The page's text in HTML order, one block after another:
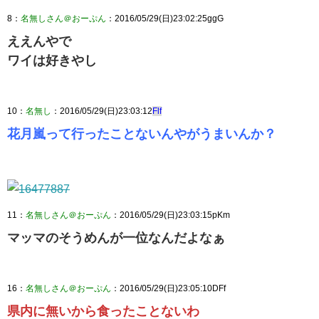
8： 名無しさん＠おーぷん ：2016/05/29(日)23:02:25ggG
ええんやで
ワイは好きやし
10： 名無し ：2016/05/29(日)23:03:12Flf
花月嵐って行ったことないんやがうまいんか？
11： 名無しさん＠おーぷん ：2016/05/29(日)23:03:15pKm
マッマのそうめんが一位なんだよなぁ
16： 名無しさん＠おーぷん ：2016/05/29(日)23:05:10DFf
県内に無いから食ったことないわ